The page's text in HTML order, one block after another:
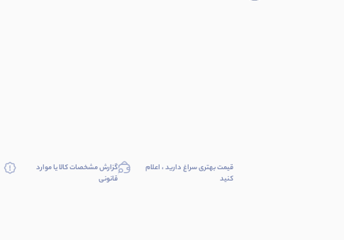
قیمت بهتری سراغ دارید ، اعلام
کنید
گزارش مشخصات کالا یا موارد
قانونی